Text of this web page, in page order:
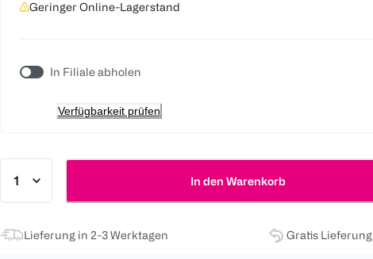
Geringer Online-Lagerstand
In Filiale abholen
Verfügbarkeit prüfen
In den Warenkorb
Lieferung in 2-3 Werktagen Gratis